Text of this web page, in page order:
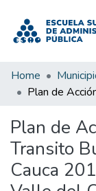
Home
Plan de
Transito
Cauca